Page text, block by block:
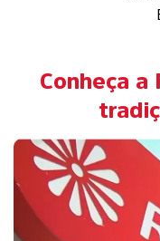
Conheça a